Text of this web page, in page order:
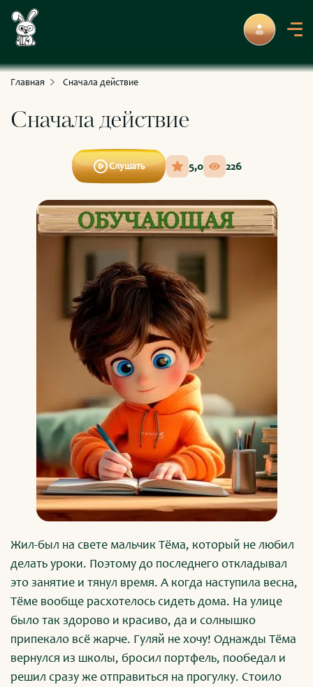
Для умных и любознательных
Главная Сначала действие
Сначала действие
Жил-был на свете мальчик Тёма, который не любил
делать уроки. Поэтому до последнего откладывал
это занятие и тянул время. А когда наступила весна,
Тёме вообще расхотелось сидеть дома. На улице
было так здорово и красиво, да и солнышко
припекало всё жарче. Гуляй не хочу! Однажды Тёма
вернулся из школы, бросил портфель, пообедал и
решил сразу же отправиться на прогулку. Стоило
Слушать 5,0 226